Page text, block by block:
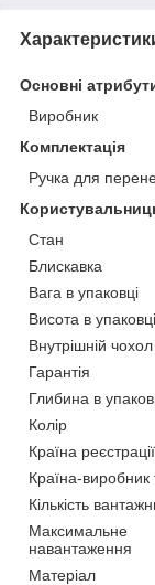
Основні
Виробник
Комплектація
Ручка для
Cтан
Блискавка
Вага в упаковці
Висота в
Внутрішній чохол
Гарантія
Глибина в
Колір
Країна
Країна-виробник
Кількість
Максимальне
навантаження
Матеріал